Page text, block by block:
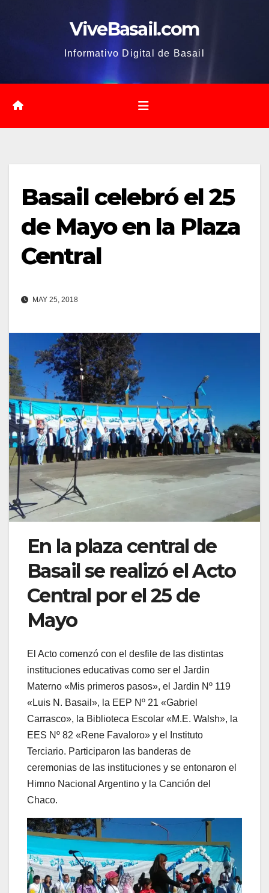
ViveBasail.com
Informativo Digital de Basail
Basail celebró el 25
de Mayo en la Plaza
Central
MAY 25, 2018
En la plaza central de
Basail se realizó el Acto
Central por el 25 de
Mayo
El Acto comenzó con el desfile de las distintas
instituciones educativas como ser el Jardin
Materno «Mis primeros pasos», el Jardin Nº 119
«Luis N. Basail», la EEP Nº 21 «Gabriel
Carrasco», la Biblioteca Escolar «M.E. Walsh», la
EES Nº 82 «Rene Favaloro» y el Instituto
Terciario. Participaron las banderas de
ceremonias de las instituciones y se entonaron el
Himno Nacional Argentino y la Canción del
Chaco.